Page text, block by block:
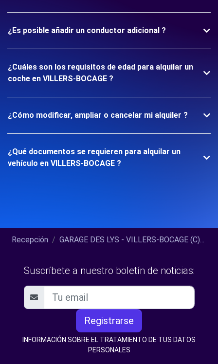
¿Es posible añadir un conductor adicional ?
¿Cuáles son los requisitos de edad para alquilar un
coche en VILLERS-BOCAGE ?
¿Cómo modificar, ampliar o cancelar mi alquiler ?
¿Qué documentos se requieren para alquilar un
vehículo en VILLERS-BOCAGE ?
Recepción GARAGE DES LYS - VILLERS-BOCAGE (C)...
Suscríbete a nuestro boletín de noticias:
Registrarse
INFORMACIÓN SOBRE EL TRATAMIENTO DE TUS DATOS
PERSONALES